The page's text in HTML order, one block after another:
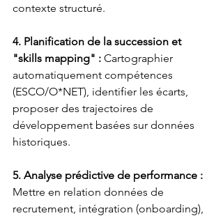
contexte structuré.
4. Planification de la succession et
"skills mapping" : Cartographier
automatiquement compétences
(ESCO/O*NET), identifier les écarts,
proposer des trajectoires de
développement basées sur données
historiques.
5. Analyse prédictive de performance :
Mettre en relation données de
recrutement, intégration (onboarding),